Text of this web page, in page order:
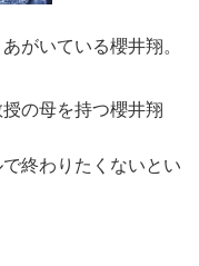
がいている櫻井翔。
の母を持つ櫻井翔
終わりたくないとい